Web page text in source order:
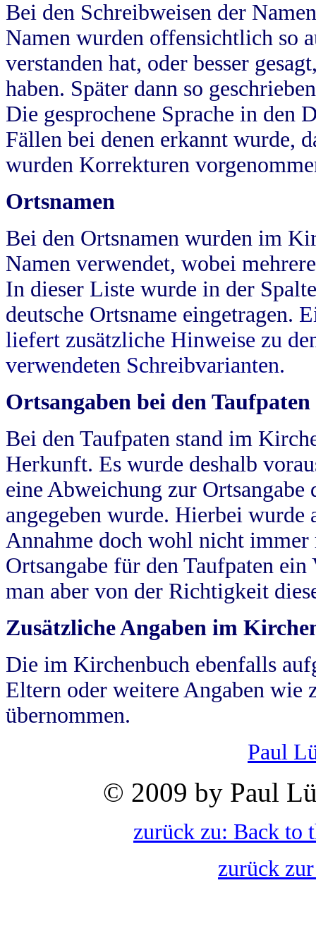
Bei den Schreibweisen der
Namen wurden offensichtlich so
verstanden hat, oder besser
haben. Später dann so
Die gesprochene Sprache in
Fällen bei denen erkannt wurde,
wurden Korrekturen
Ortsnamen
Bei den Ortsnamen wurden im
Namen verwendet, wobei
In dieser Liste wurde in der
deutsche Ortsname eingetragen.
liefert zusätzliche Hinweise zu
verwendeten Schreibvarianten.
Ortsangaben bei den Taufpaten
Bei den Taufpaten stand im
Herkunft. Es wurde deshalb
eine Abweichung zur
angegeben wurde. Hierbei wurde
Annahme doch wohl nicht
Ortsangabe für den Taufpaten
man aber von der Richtigkeit
Zusätzliche Angaben im
Die im Kirchenbuch ebenfalls
Eltern oder weitere Angaben wie
übernommen.
Paul
© 2009 by Paul
zurück zu: Back to
zurück